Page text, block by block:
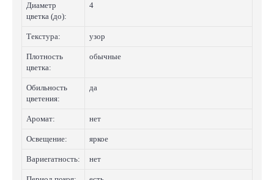
Диаметр
цветка (до):
4
Текстура: узор
Плотность
цветка:
обычные
Обильность
цветения:
да
Аромат: нет
Освещение: яркое
Вариегатность: нет